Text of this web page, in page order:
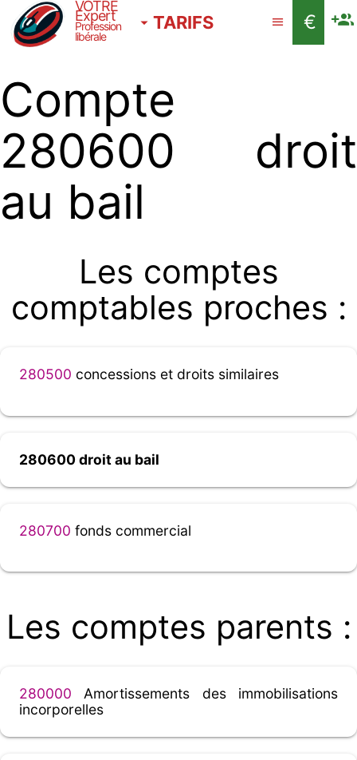
VOTRE
Expert
Profession
libérale
TARIFS €
Compte
280600 droit
au bail
Les comptes
comptables proches :
280500 concessions et droits similaires
280600 droit au bail
280700 fonds commercial
Les comptes parents :
280000 Amortissements des immobilisations
incorporelles